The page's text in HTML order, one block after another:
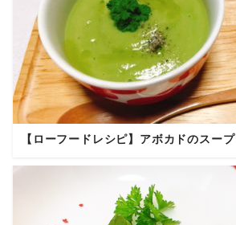
【ローフードレシピ】アボカドのスープ